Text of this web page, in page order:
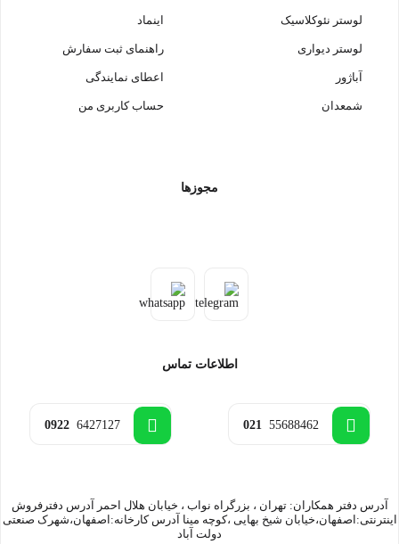
لوستر نئوکلاسیک
لوستر دیواری
آباژور
شمعدان
اینماد
راهنمای ثبت سفارش
اعطای نمایندگی
حساب کاربری من
مجوزها
اطلاعات تماس
021 55688462
0922 6427127
آدرس دفتر همکاران: تهران ، بزرگراه نواب ، خیابان هلال احمر آدرس دفترفروش
اینترنتی:اصفهان،خیابان شیخ بهایی ،کوچه مینا آدرس کارخانه:اصفهان،شهرک صنعتی
دولت آباد